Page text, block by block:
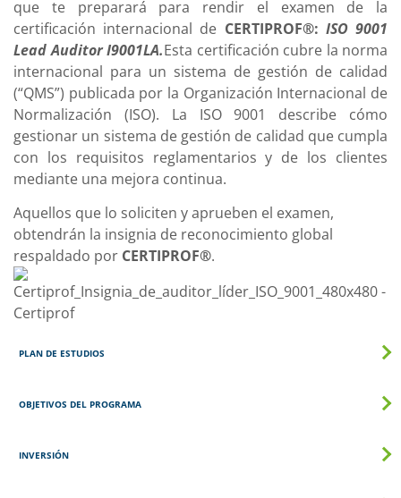
que te preparará para rendir el examen de la
certificación internacional de CERTIPROF®: ISO 9001
Lead Auditor I9001LA.Esta certificación cubre la norma
internacional para un sistema de gestión de calidad
(“QMS”) publicada por la Organización Internacional de
Normalización (ISO). La ISO 9001 describe cómo
gestionar un sistema de gestión de calidad que cumpla
con los requisitos reglamentarios y de los clientes
mediante una mejora continua.
Aquellos que lo soliciten y aprueben el examen,
obtendrán la insignia de reconocimiento global
respaldado por CERTIPROF®.
PLAN DE ESTUDIOS
OBJETIVOS DEL PROGRAMA
INVERSIÓN